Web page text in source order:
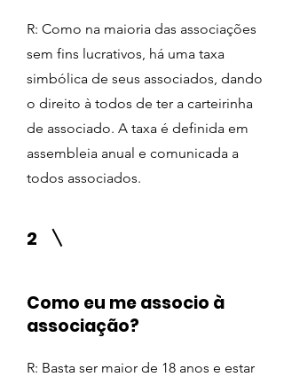
R: Como na maioria das associações
sem fins lucrativos, há uma taxa
simbólica de seus associados, dando
o direito à todos de ter a carteirinha
de associado. A taxa é definida em
assembleia anual e comunicada a
todos associados.
2
Como eu me associo à
associação?
R: Basta ser maior de 18 anos e estar